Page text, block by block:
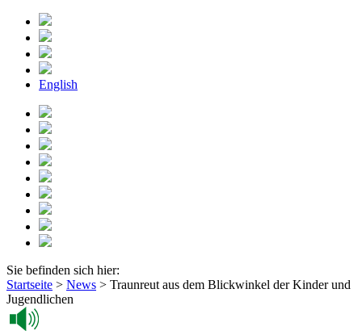
English
Sie befinden sich hier:
Startseite > News > Traunreut aus dem Blickwinkel der Kinder und
Jugendlichen